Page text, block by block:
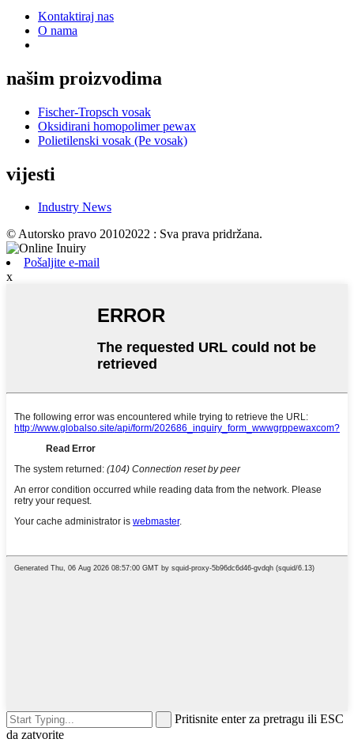
Kontaktiraj nas
O nama
našim proizvodima
Fischer-Tropsch vosak
Oksidirani homopolimer pewax
Polietilenski vosak (Pe vosak)
vijesti
Industry News
© Autorsko pravo 20102022 : Sva prava pridržana.
Pošaljite e-mail
x
Pritisnite enter za pretragu ili ESC
da zatvorite